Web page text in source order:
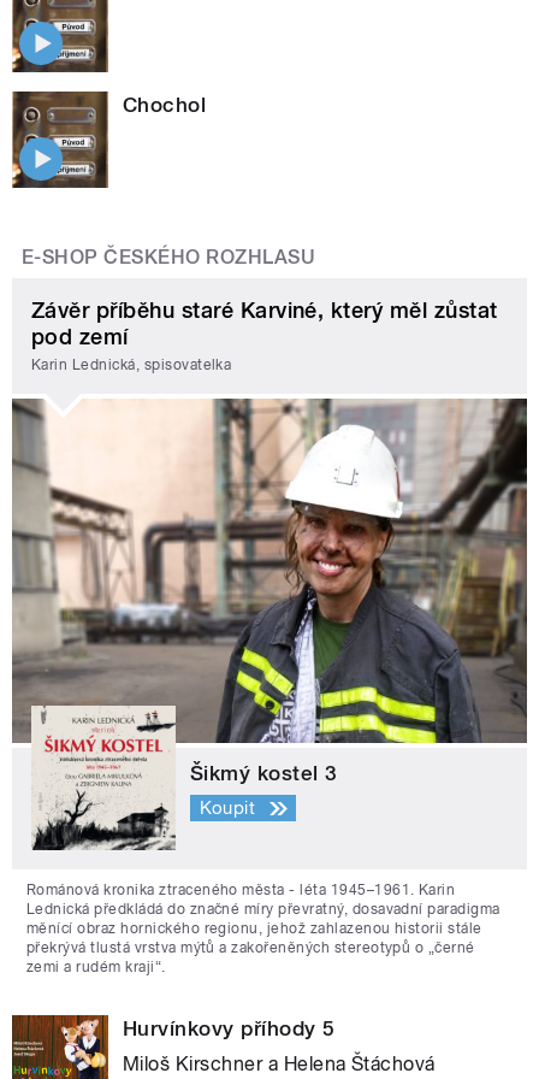
Chochol
E-SHOP ČESKÉHO ROZHLASU
Závěr příběhu staré Karviné, který měl zůstat
pod zemí
Karin Lednická, spisovatelka
Šikmý kostel 3
Koupit
Románová kronika ztraceného města - léta 1945–1961. Karin
Lednická předkládá do značné míry převratný, dosavadní paradigma
měnící obraz hornického regionu, jehož zahlazenou historii stále
překrývá tlustá vrstva mýtů a zakořeněných stereotypů o „černé
zemi a rudém kraji“.
Hurvínkovy příhody 5
Miloš Kirschner a Helena Štáchová